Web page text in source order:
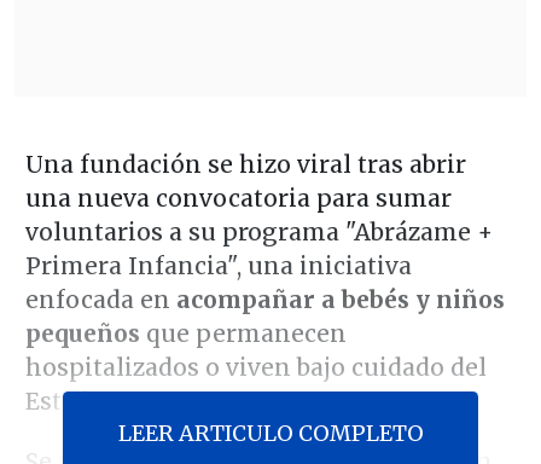
Una fundación se hizo viral tras abrir
una nueva convocatoria para sumar
voluntarios a su programa "Abrázame +
Primera Infancia", una iniciativa
enfocada en acompañar a bebés y niños
pequeños que permanecen
hospitalizados o viven bajo cuidado del
Estado.
LEER ARTICULO COMPLETO